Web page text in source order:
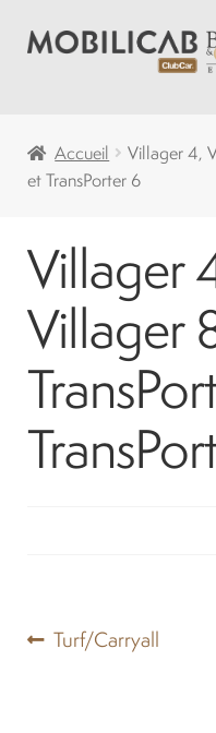
Aller
Aller
Camping
Voiturette de Golf
Voiturettes Neuves
Pièces
Solde
Accueil
Villager 4,
et TransPorter 6
Villager
Villager
Navigation
Article
Turf/Carryall